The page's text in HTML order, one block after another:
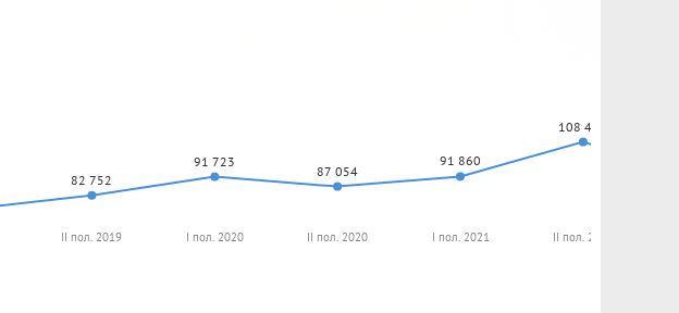
82 752
91 723
87 054
91 860
108 477
II пол. 2019 I пол. 2020 II пол. 2020 I пол. 2021 II пол. 2021